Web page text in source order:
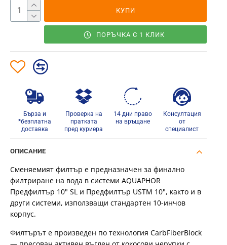
КУПИ
ПОРЪЧКА С 1 КЛИК
Бърза и
*безплатна
доставка
Проверка на
пратката
пред куриера
14 дни право
на връщане
Консултация
от
специалист
ОПИСАНИЕ
Сменяемият филтър е предназначен за финално
филтриране на вода в системи AQUAPHOR
Предфилтър 10" SL и Предфилтър USTM 10", както и в
други системи, използващи стандартен 10-инчов
корпус.
Филтърът е произведен по технология CarbFiberBlock